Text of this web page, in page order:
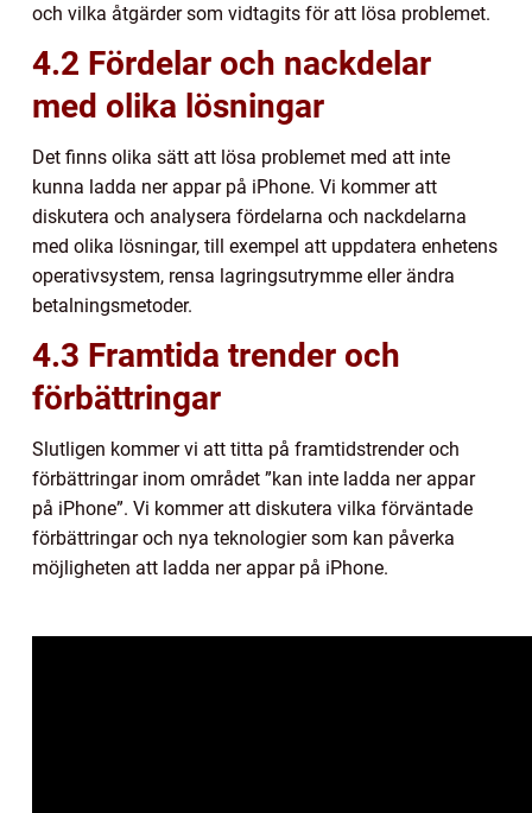
och vilka åtgärder som vidtagits för att lösa problemet.
4.2 Fördelar och nackdelar
med olika lösningar
Det finns olika sätt att lösa problemet med att inte
kunna ladda ner appar på iPhone. Vi kommer att
diskutera och analysera fördelarna och nackdelarna
med olika lösningar, till exempel att uppdatera enhetens
operativsystem, rensa lagringsutrymme eller ändra
betalningsmetoder.
4.3 Framtida trender och
förbättringar
Slutligen kommer vi att titta på framtidstrender och
förbättringar inom området ”kan inte ladda ner appar
på iPhone”. Vi kommer att diskutera vilka förväntade
förbättringar och nya teknologier som kan påverka
möjligheten att ladda ner appar på iPhone.